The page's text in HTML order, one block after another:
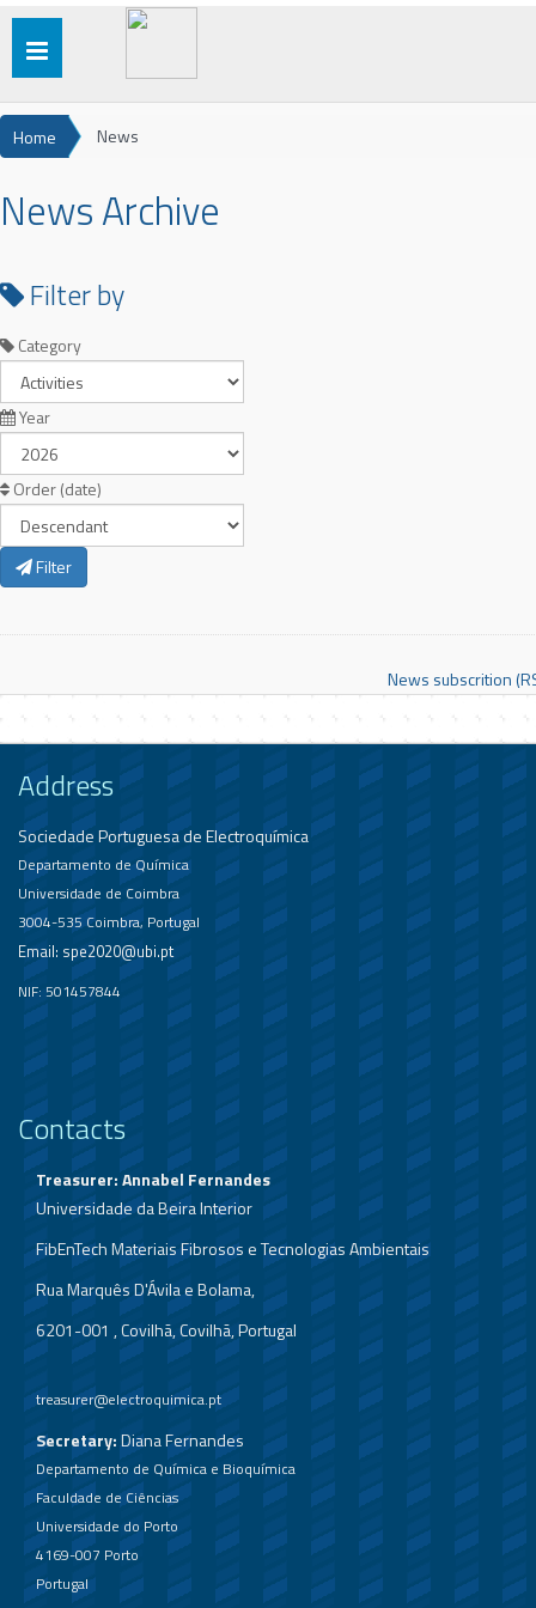
Toggle
navigation
Home News
News Archive
Filter by
Category
Year
Order (date)
Filter
News subscrition
Address
Sociedade Portuguesa de Electroquímica
Departamento de Química
Universidade de Coimbra
3004-535 Coimbra, Portugal
Email: spe2020@ubi.pt
NIF: 501457844
Contacts
Treasurer: Annabel Fernandes
Universidade da Beira Interior
FibEnTech Materiais Fibrosos e Tecnologias Ambientais
Rua Marquês D'Ávila e Bolama,
6201-001 , Covilhã, Covilhã, Portugal
treasurer@electroquimica.pt
Secretary:Diana Fernandes
Departamento de Química e Bioquímica
Faculdade de Ciências
Universidade do Porto
4169-007 Porto
Portugal